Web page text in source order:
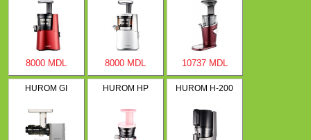
8000 MDL 8000 MDL 10737 MDL
HUROM GI HUROM HP HUROM H-200